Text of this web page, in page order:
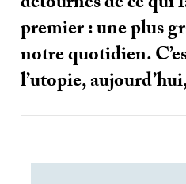
premier : une plus
notre quotidien.
l’utopie,